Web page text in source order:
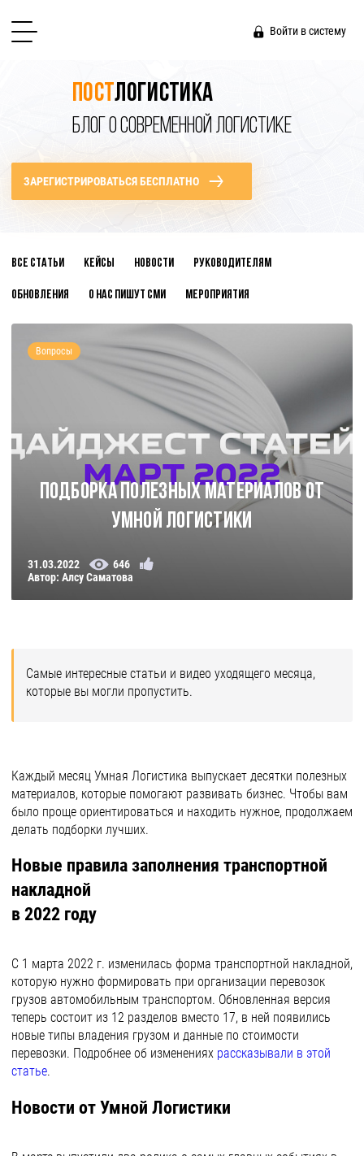
Войти в систему
Постлогистика
БЛОГ О СОВРЕМЕННОЙ ЛОГИСТИКЕ
ЗАРЕГИСТРИРОВАТЬСЯ БЕСПЛАТНО
Все статьи Кейсы Новости Руководителям
Обновления О нас пишут СМИ Мероприятия
Вопросы
Подборка полезных материалов от
Умной Логистики
31.03.2022
646
Автор: Алсу Саматова
Самые интересные статьи и видео уходящего месяца,
которые вы могли пропустить.
Каждый месяц Умная Логистика выпускает десятки полезных
материалов, которые помогают развивать бизнес. Чтобы вам
было проще ориентироваться и находить нужное, продолжаем
делать подборки лучших.
Новые правила заполнения транспортной
накладной
в 2022 году
С 1 марта 2022 г. изменилась форма транспортной накладной,
которую нужно формировать при организации перевозок
грузов автомобильным транспортом. Обновленная версия
теперь состоит из 12 разделов вместо 17, в ней появились
новые типы владения грузом и данные по стоимости
перевозки. Подробнее об изменениях рассказывали в этой
статье.
Новости от Умной Логистики